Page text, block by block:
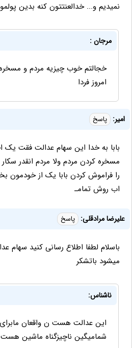
نمیدیم و... خدالعنتتون کنه بدین
مرجان :
خجالتم خوب چیزیه مردم و مسخره
امروز فردا
امیر: پاسخ
بابا به خدا این سهام عدالت فقت یک
مسخره کردن مردم ولا مردم انقدر
را فراموش کردن بابا یک از خودمون
اب روش تمامـ
علیرضا مرادقلی: پاسخ
باسلام لطفا اطلاع رسانی کنید سهام
میشود باتشکر
ناشناس:
شمامیگین ناچیزگناه ماشین